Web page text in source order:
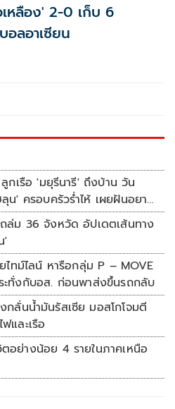
หลือง' 2-0 เก็บ 6
ลอาเซียน
'มยุรีนารี' ถึงบ้าน วัน
น' ครอบครัวร่ำไห้ เผยฝันอยาก
ล่ม 36 จังหวัด อัปเดตเส้นทาง
'
ไทม์ไลน์ หารือกลุ่ม P – MOVE
ะทั่งกับอส. ก่อนพาส่งขึ้นรถกลับ
กลั่นน้ำมันรัสเซีย มอสโกโจมตี
และเรือ
อย่างน้อย 4 รายในภาคเหนือ